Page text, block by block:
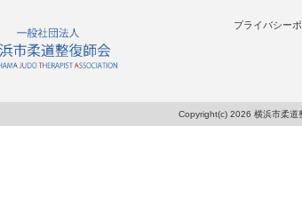
プライバシー
Copyright(c) 2026 横浜市柔